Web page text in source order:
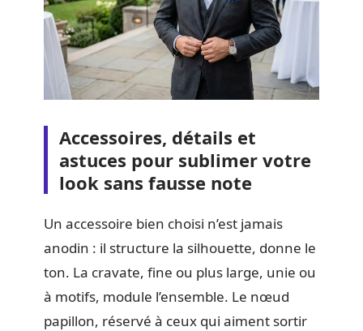
Accessoires, détails et
astuces pour sublimer votre
look sans fausse note
Un accessoire bien choisi n’est jamais
anodin : il structure la silhouette, donne le
ton. La cravate, fine ou plus large, unie ou
à motifs, module l’ensemble. Le nœud
papillon, réservé à ceux qui aiment sortir